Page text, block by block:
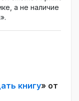
а не наличие
книгу» от